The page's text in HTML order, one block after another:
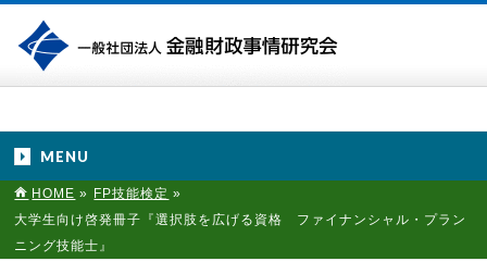
MENU
HOME » FP技能検定 »
大学生向け啓発冊子『選択肢を広げる資格 ファイナンシャル・プラン
ニング技能士』